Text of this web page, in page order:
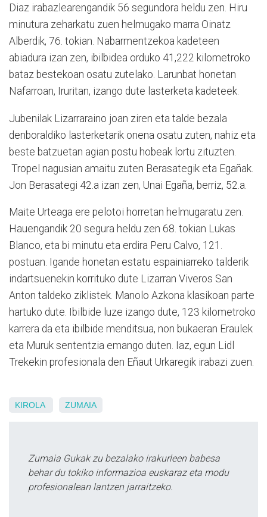
Diaz irabazlearengandik 56 segundora heldu zen. Hiru
minutura zeharkatu zuen helmugako marra Oinatz
Alberdik, 76. tokian. Nabarmentzekoa kadeteen
abiadura izan zen, ibilbidea orduko 41,222 kilometroko
bataz bestekoan osatu zutelako. Larunbat honetan
Nafarroan, Iruritan, izango dute lasterketa kadeteek.
Jubenilak Lizarraraino joan ziren eta talde bezala
denboraldiko lasterketarik onena osatu zuten, nahiz eta
beste batzuetan agian postu hobeak lortu zituzten.
Tropel nagusian amaitu zuten Berasategik eta Egañak.
Jon Berasategi 42.a izan zen, Unai Egaña, berriz, 52.a.
Maite Urteaga ere pelotoi horretan helmugaratu zen.
Hauengandik 20 segura heldu zen 68. tokian Lukas
Blanco, eta bi minutu eta erdira Peru Calvo, 121.
postuan. Igande honetan estatu espainiarreko talderik
indartsuenekin korrituko dute Lizarran Viveros San
Anton taldeko ziklistek. Manolo Azkona klasikoan parte
hartuko dute. Ibilbide luze izango dute, 123 kilometroko
karrera da eta ibilbide menditsua, non bukaeran Eraulek
eta Muruk sententzia emango duten. Iaz, egun Lidl
Trekekin profesionala den Eñaut Urkaregik irabazi zuen.
KIROLA ZUMAIA
Zumaia Gukak zu bezalako irakurleen babesa
behar du tokiko informazioa euskaraz eta modu
profesionalean lantzen jarraitzeko.